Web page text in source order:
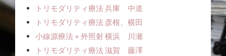
トリモダリティ療法 兵庫 中道
トリモダリティ療法 彦根、横田
小線源療法＋外照射 横浜 川瀬
トリモダリティ療法 滋賀 藤澤